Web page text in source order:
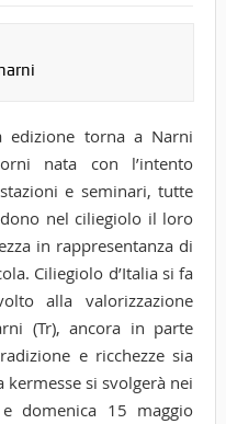
edizione torna a Narni
nata con l’intento
e seminari, tutte
nel ciliegiolo il loro
in rappresentanza di
Ciliegiolo d’Italia si fa
alla valorizzazione
(Tr), ancora in parte
e ricchezze sia
kermesse si svolgerà nei
domenica 15 maggio